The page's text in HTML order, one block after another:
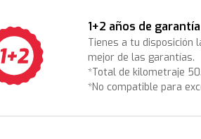
1+2 años de garantía
Tienes a tu disposición
mejor de las garantías.
*Total de kilometraje
*No compatible para